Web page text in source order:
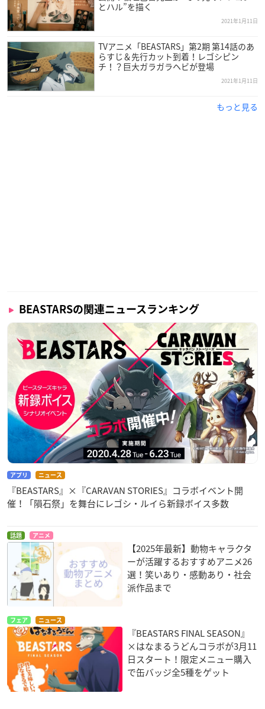
【主題歌】
オープニングテーマ：YOASOBI「怪物」（ソニー・ミュージッ
クエンターテインメント）
【キャスト】
レゴシ：小林親弘
アオバ：兼政郁人
エレン：大内茜
ミズチ：山村響
レゴム：あんどうさくら
ピナ：梶裕貴
ゴウヒン：大塚明夫
市長：星野充昭
オグマ：堀内賢雄
イブキ：楠大典
フリー：木村昴
※敬称略
とハル”を描く
2021年1月11日
TVアニメ「BEASTARS」第2期 第14話のあ
らすじ＆先行カット到着！レゴシピン
チ！？巨大ガラガラヘビが登場
2021年1月11日
もっと見る
BEASTARSの関連ニュースランキング
アプリ ニュース
『BEASTARS』×『CARAVAN STORIES』コラボイベント開
催！「隕石祭」を舞台にレゴシ・ルイら新録ボイス多数
話題 アニメ
【2025年最新】動物キャラクタ
ーが活躍するおすすめアニメ26
選！笑いあり・感動あり・社会
派作品まで
フェア ニュース
『BEASTARS FINAL SEASON』
×はなまるうどんコラボが3月11
日スタート！限定メニュー購入
で缶バッジ全5種をゲット